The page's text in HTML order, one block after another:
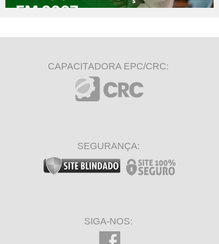
CAPACITADORA EPC/CRC:
SEGURANÇA:
SIGA-NOS: